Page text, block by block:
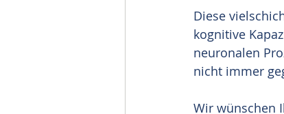
Diese
kognitive
neuronalen
nicht immer
Wir wünschen